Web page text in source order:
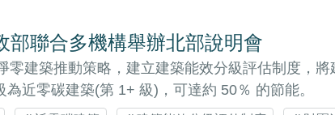
部聯合多機構舉辦北部說明會
零建築推動策略，建立建築能效分級評估制度，
近零碳建築(第 1+ 級)，可達約 50％ 的節能。